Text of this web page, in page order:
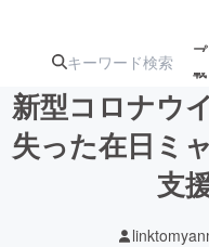
注目の
新型コロナウ
失った在日ミ
支